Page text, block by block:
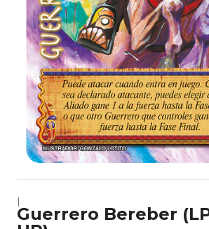
|
Guerrero Bereber